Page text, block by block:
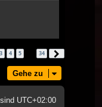
34
3 4 5 34
Gehe zu
UTC+02:00